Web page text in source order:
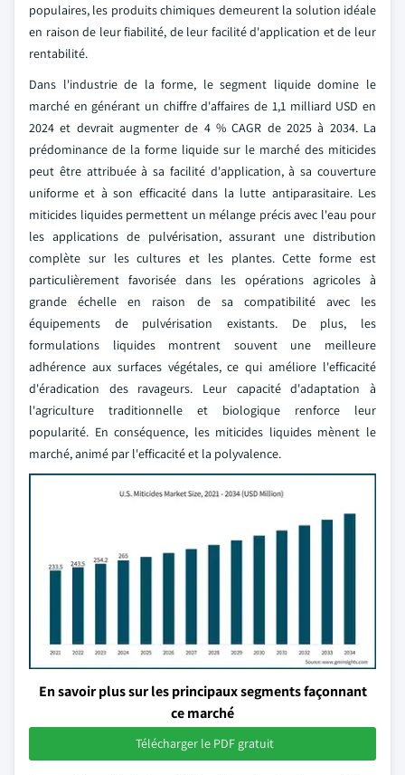
populaires, les produits chimiques demeurent la solution idéale
en raison de leur fiabilité, de leur facilité d'application et de leur
rentabilité.
Dans l'industrie de la forme, le segment liquide domine le
marché en générant un chiffre d'affaires de 1,1 milliard USD en
2024 et devrait augmenter de 4 % CAGR de 2025 à 2034. La
prédominance de la forme liquide sur le marché des miticides
peut être attribuée à sa facilité d'application, à sa couverture
uniforme et à son efficacité dans la lutte antiparasitaire. Les
miticides liquides permettent un mélange précis avec l'eau pour
les applications de pulvérisation, assurant une distribution
complète sur les cultures et les plantes. Cette forme est
particulièrement favorisée dans les opérations agricoles à
grande échelle en raison de sa compatibilité avec les
équipements de pulvérisation existants. De plus, les
formulations liquides montrent souvent une meilleure
adhérence aux surfaces végétales, ce qui améliore l'efficacité
d'éradication des ravageurs. Leur capacité d'adaptation à
l'agriculture traditionnelle et biologique renforce leur
popularité. En conséquence, les miticides liquides mènent le
marché, animé par l'efficacité et la polyvalence.
En savoir plus sur les principaux segments façonnant
ce marché
Télécharger le PDF gratuit